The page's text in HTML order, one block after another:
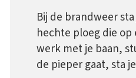
Bij de brandweer
hechte ploeg die
werk met je baan,
de pieper gaat, sta